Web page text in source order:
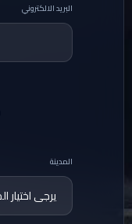
البريد الالكتروني
المدينة